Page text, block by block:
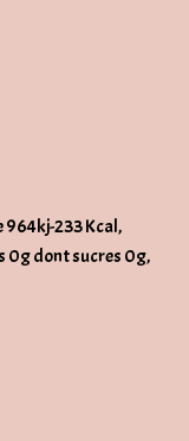
233 Kcal,
0g dont sucres 0g,